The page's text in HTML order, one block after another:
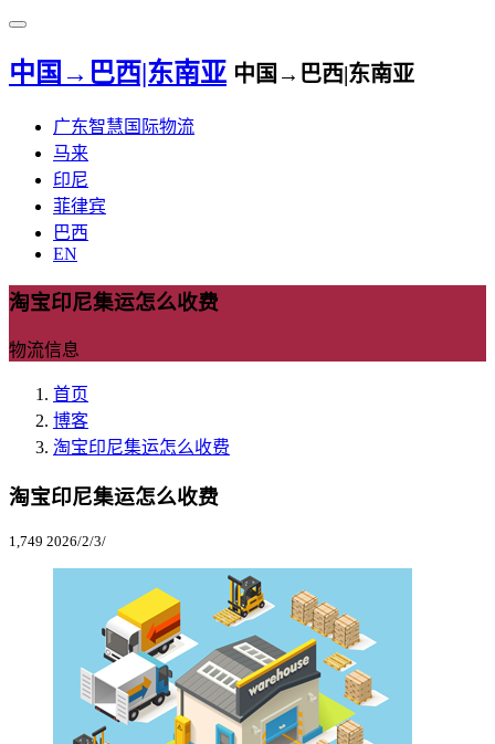
中国→巴西|东南亚 中国→巴西|东南亚
广东智慧国际物流
马来
印尼
菲律宾
巴西
EN
淘宝印尼集运怎么收费
物流信息
首页
博客
淘宝印尼集运怎么收费
淘宝印尼集运怎么收费
1,749 2026/2/3/